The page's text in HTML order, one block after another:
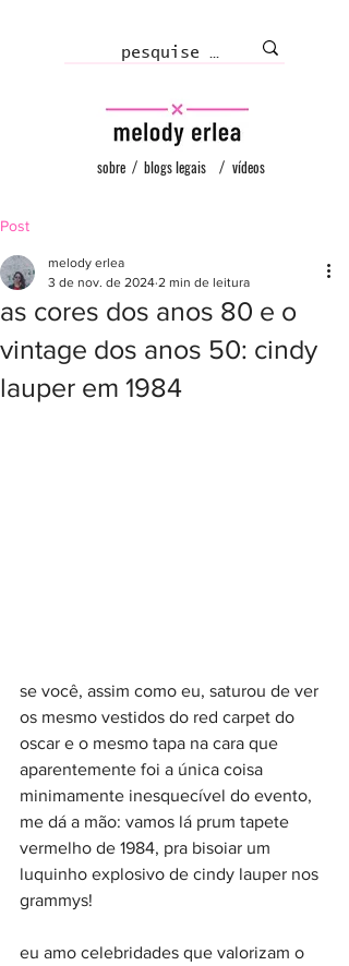
sobre / blogs legais / vídeos
Post
as cores dos anos 80 e o
vintage dos anos 50: cindy
lauper em 1984
melody erlea
3 de nov. de 2024 2 min de leitura
se você, assim como eu, saturou de ver
os mesmo vestidos do red carpet do
oscar e o mesmo tapa na cara que
aparentemente foi a única coisa
minimamente inesquecível do evento,
me dá a mão: vamos lá prum tapete
vermelho de 1984, pra bisoiar um
luquinho explosivo de cindy lauper nos
grammys!
eu amo celebridades que valorizam o